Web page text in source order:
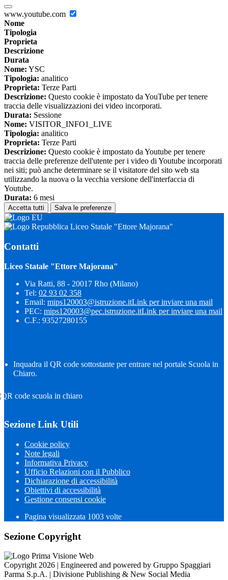
www.youtube.com
Nome
Tipologia
Proprieta
Descrizione
Durata
Nome: YSC
Tipologia: analitico
Proprieta: Terze Parti
Descrizione: Questo cookie è impostato da YouTube per tenere
traccia delle visualizzazioni dei video incorporati.
Durata: Sessione
Nome: VISITOR_INFO1_LIVE
Tipologia: analitico
Proprieta: Terze Parti
Descrizione: Questo cookie è impostato da Youtube per tenere
traccia delle preferenze dell'utente per i video di Youtube incorporati
nei siti; può anche determinare se il visitatore del sito web sta
utilizzando la nuova o la vecchia versione dell'interfaccia di
Youtube.
Durata: 6 mesi
Accetta tutti Salva le preferenze
Liceo Statale "Ettore Majorana"
Contatti
Liceo Statale "Ettore Majorana"
Via Ratti, 88 - 20017 Rho (Milano)
Tel: 02 93 02 358
Email: mips120003@istruzione.itLink per inviare una mail
PEC: mips120003@pec.istruzione.itLink per inviare una mail
C.F.: 93527280155
Inquadra il QR code sottostante per entrare nel portale Scuola in
Chiaro.
Sezione Link Utili
Cookie policy
Note legali
Informativa Privacy
Ufficio Relazioni con il Pubblico
Dichiarazione di accessibilità
Obiettivi di accessibilità
Gestione consensi cookie
Pagina visualizzata 1003 volte
Sezione Copyright
Copyright 2026 | Engineered and powered by Gruppo Spaggiari
Parma S.p.A. | Divisione Publishing & New Social Media